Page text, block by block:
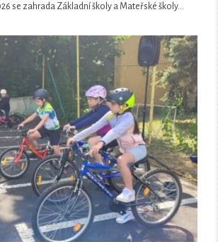
se zahrada Základní školy a Mateřské školy…